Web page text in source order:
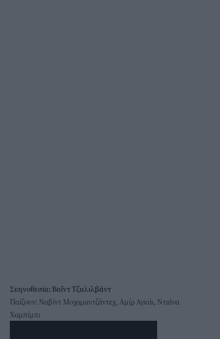
Σκηνοθεσία: Βαΐντ Τζαλιλβάντ
Παίζουν: Ναβίντ Μοχαμαντζάντεχ, Αμίρ Αγκάι, Ντιάνα
Χαμπίμπι